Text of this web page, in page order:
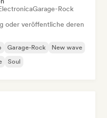
Garage-Rock
oder veröffentliche deren
Garage-Rock
New wave
Soul